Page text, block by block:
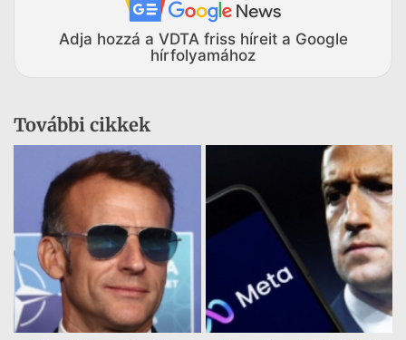
Adja hozzá a VDTA friss híreit a Google
hírfolyamához
További cikkek